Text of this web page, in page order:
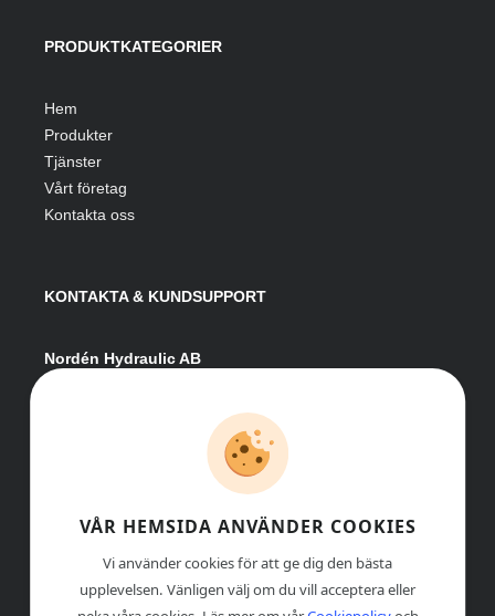
PRODUKTKATEGORIER
Hem
Produkter
Tjänster
Vårt företag
Kontakta oss
KONTAKTA & KUNDSUPPORT
Nordén Hydraulic AB
info@nordenhydraulic.se
Org-nr: 556531-8424
VÅR HEMSIDA ANVÄNDER COOKIES
Vi använder cookies för att ge dig den bästa
upplevelsen. Vänligen välj om du vill acceptera eller